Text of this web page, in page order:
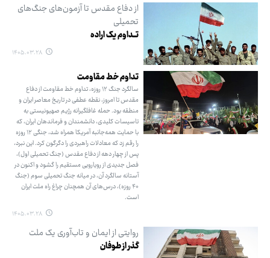
از دفاع مقدس تا آزمون‌های جنگ‌های
تحمیلی
تــداوم یک اراده
۱۴۰۵.۰۳.۲۸
تداوم خط مقاومت
سالگرد جنگ ۱۲ روزه، تداوم خط مقاومت از دفاع
مقدس تا امروز، نقطه عطفی در تاریخ معاصر ایران و
منطقه بود. حمله غافلگیرانه رژیم صهیونیستی به
تاسیسات کلیدی، دانشمندان و فرماندهان ایران، که
با حمایت همه‌جانبه آمریکا همراه شد، جنگی ۱۲ روزه
را رقم زد که معادلات راهبردی را دگرگون کرد. این نبرد،
پس از چهار دهه از دفاع مقدس (جنگ تحمیلی اول)،
فصل جدیدی از رویارویی مستقیم را گشود و اکنون در
آستانه سالگرد آن، در میانه جنگ تحمیلی سوم (جنگ
۴۰ روزه)، درس‌های آن همچنان چراغ راه ملت ایران
است.
۱۴۰۵.۰۳.۲۸
روایتی از ایمان و تاب‌آوری یک ملت
گذر از طوفان